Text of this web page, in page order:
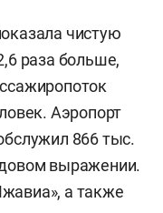
чистую
раза больше,
Аэропорт
866 тыс.
выражении.
а также